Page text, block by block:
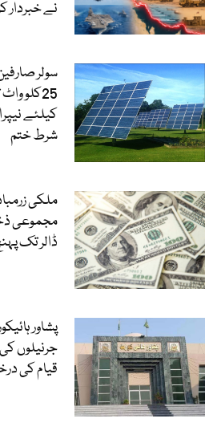
نے خبردار
سولر
25کلو
کیلئے
شرط ختم
ملکی
ڈالر تک
جرنیلوں
قیام کی